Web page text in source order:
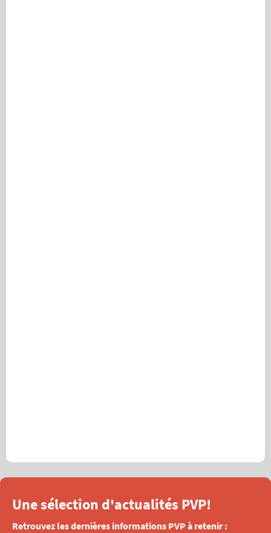
Une sélection d'actualités PVP!
Retrouvez les dernières informations PVP à retenir :